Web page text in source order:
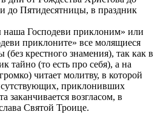
до Пятидесятницы, в праздник
наша Господеви приклоним» или
приклоните» все молящиеся
крестного знамения), так как в
тайно (то есть про себя), а на
читает молитву, в которой
приклонивших
заканчивается возгласом, в
Святой Троице.